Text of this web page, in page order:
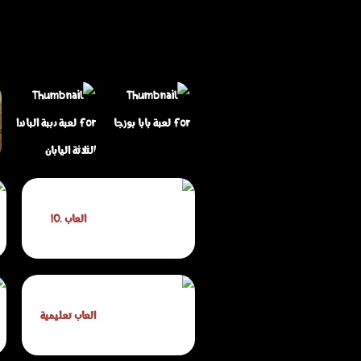
الثلاثة اليابان
العاب .IO
العاب تعليمية